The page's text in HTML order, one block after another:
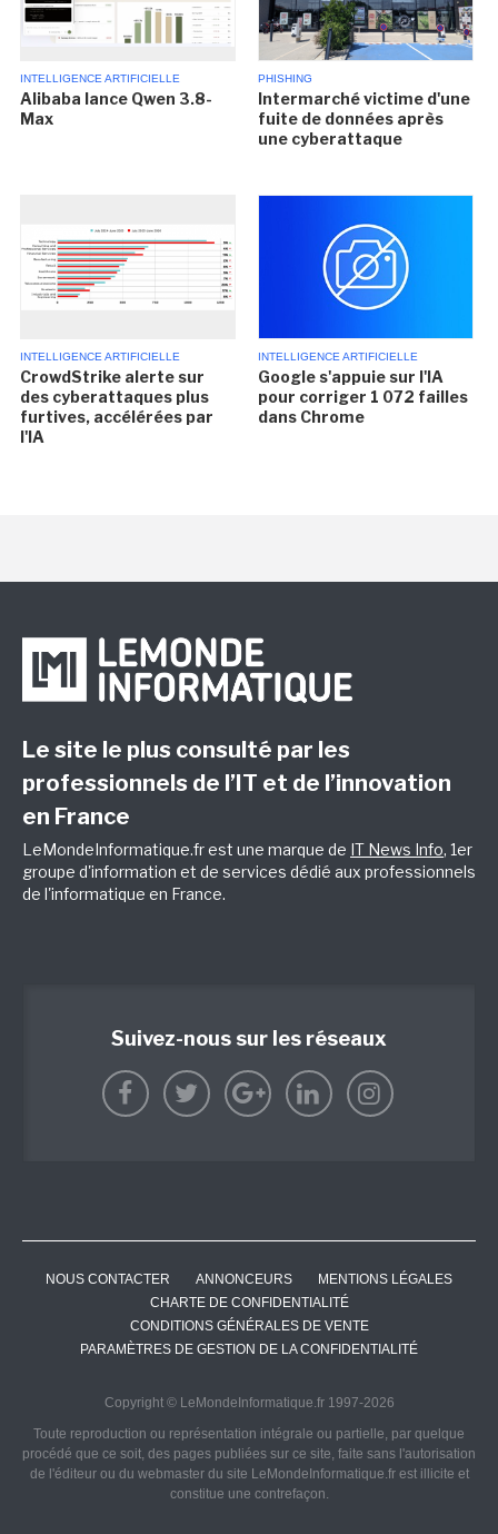
INTELLIGENCE ARTIFICIELLE
Alibaba lance Qwen 3.8-
Max
PHISHING
Intermarché victime d'une
fuite de données après
une cyberattaque
INTELLIGENCE ARTIFICIELLE
CrowdStrike alerte sur
des cyberattaques plus
furtives, accélérées par
l'IA
INTELLIGENCE ARTIFICIELLE
Google s'appuie sur l'IA
pour corriger 1 072 failles
dans Chrome
Le site le plus consulté par les
professionnels de l’IT et de l’innovation
en France
LeMondeInformatique.fr est une marque de IT News Info, 1er
groupe d'information et de services dédié aux professionnels
de l'informatique en France.
Suivez-nous sur les réseaux
NOUS CONTACTER ANNONCEURS
MENTIONS LÉGALES
CHARTE DE CONFIDENTIALITÉ
CONDITIONS GÉNÉRALES DE VENTE
PARAMÈTRES DE GESTION DE LA CONFIDENTIALITÉ
Copyright © LeMondeInformatique.fr 1997-2026
Toute reproduction ou représentation intégrale ou partielle, par quelque
procédé que ce soit, des pages publiées sur ce site, faite sans l'autorisation
de l'éditeur ou du webmaster du site LeMondeInformatique.fr est illicite et
constitue une contrefaçon.